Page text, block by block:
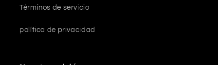
Términos de servicio
política de privacidad